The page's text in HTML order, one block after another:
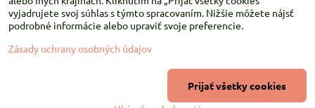
Copyright
Zásady ochrany osobných údajov
vyjadrujete svoj súhlas s týmto spracovaním. Nižšie môžete nájsť
podrobné informácie alebo upraviť svoje preferencie.
Zásady ochrany osobných údajov
Prijať všetky cookies